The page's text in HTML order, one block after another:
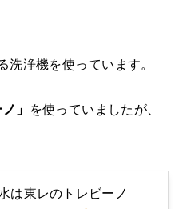
洗浄機を使っています。
」
を使っていましたが、
は東レのトレビーノ